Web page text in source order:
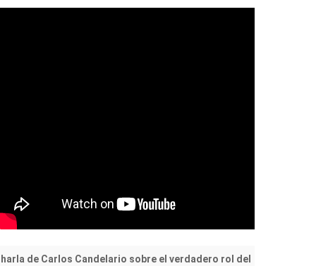
de Carlos Candelario sobre el verdadero rol del